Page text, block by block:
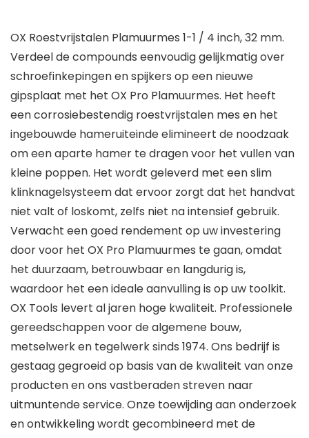
OX Roestvrijstalen Plamuurmes 1-1 / 4 inch, 32 mm.
Verdeel de compounds eenvoudig gelijkmatig over
schroefinkepingen en spijkers op een nieuwe
gipsplaat met het OX Pro Plamuurmes. Het heeft
een corrosiebestendig roestvrijstalen mes en het
ingebouwde hameruiteinde elimineert de noodzaak
om een ​​aparte hamer te dragen voor het vullen van
kleine poppen. Het wordt geleverd met een slim
klinknagelsysteem dat ervoor zorgt dat het handvat
niet valt of loskomt, zelfs niet na intensief gebruik.
Verwacht een goed rendement op uw investering
door voor het OX Pro Plamuurmes te gaan, omdat
het duurzaam, betrouwbaar en langdurig is,
waardoor het een ideale aanvulling is op uw toolkit.
OX Tools levert al jaren hoge kwaliteit. Professionele
gereedschappen voor de algemene bouw,
metselwerk en tegelwerk sinds 1974. Ons bedrijf is
gestaag gegroeid op basis van de kwaliteit van onze
producten en ons vastberaden streven naar
uitmuntende service. Onze toewijding aan onderzoek
en ontwikkeling wordt gecombineerd met de